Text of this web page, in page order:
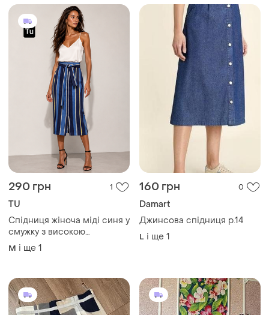
290 грн 1
TU
Спідниця жіноча міді синя у
смужку з високою
посадкою від бренду tu 14
M і ще 1
160 грн 0
Damart
Джинсова спідниця р.14
L і ще 1